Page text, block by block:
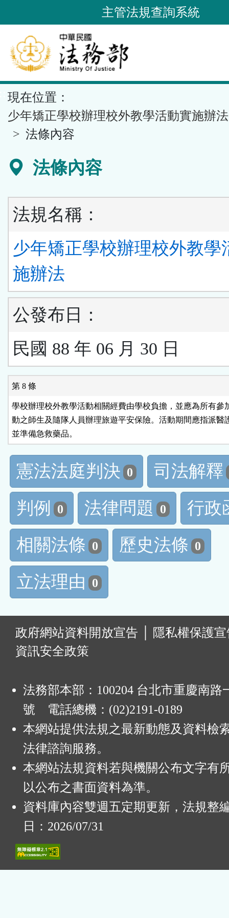
到
要
內
容
區
塊
主管法規查詢系統
現在位置：
少年矯正學校辦理校外教學活動實施辦法
法條內容
法條內容
法規名稱：
少年矯正學校辦理校外教學
施辦法
公發布日：
民國 88 年 06 月 30 日
第 8 條
學校辦理校外教學活動相關經費由學校負擔，並應為所有參
動之師生及隨隊人員辦理旅遊平安保險。活動期間應指派醫
並準備急救藥品。
憲法法庭判決 0
司法解釋
判例
0 法律問題 0
行政
相關法條 0 歷史法條 0
立法理由 0
政府網站資料開放宣告
隱私權保護
資訊安全政策
法務部本部：100204 台北市重慶南路
號 電話總機：(02)2191-0189
本網站提供法規之最新動態及資料檢
法律諮詢服務。
本網站法規資料若與機關公布文字有
以公布之書面資料為準。
資料庫內容雙週五定期更新，法規整
日：2026/07/31